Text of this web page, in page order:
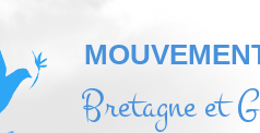
Bretagne et